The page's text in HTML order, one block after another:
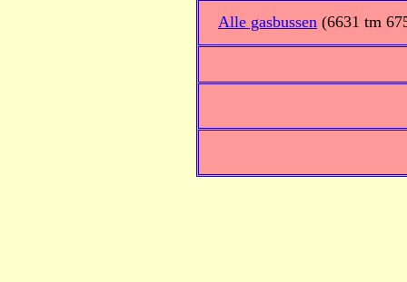
Alle gasbussen (6631 tm